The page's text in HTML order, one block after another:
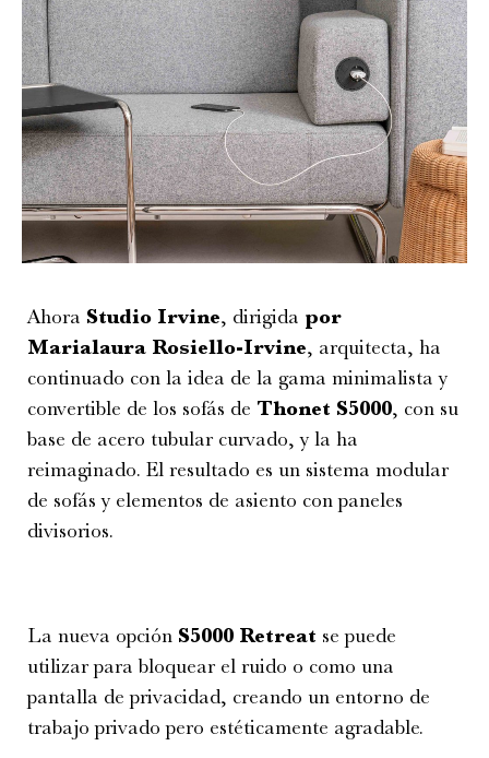
Ahora Studio Irvine, dirigida por
Marialaura Rosiello-Irvine, arquitecta, ha
continuado con la idea de la gama minimalista y
convertible de los sofás de Thonet S5000, con su
base de acero tubular curvado, y la ha
reimaginado. El resultado es un sistema modular
de sofás y elementos de asiento con paneles
divisorios.
La nueva opción S5000 Retreat se puede
utilizar para bloquear el ruido o como una
pantalla de privacidad, creando un entorno de
trabajo privado pero estéticamente agradable.